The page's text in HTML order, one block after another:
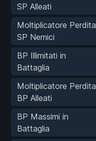
SP Alleati
Moltiplicatore Perdita
SP Nemici
BP Illimitati in
Battaglia
Moltiplicatore Perdita
BP Alleati
BP Massimi in
Battaglia